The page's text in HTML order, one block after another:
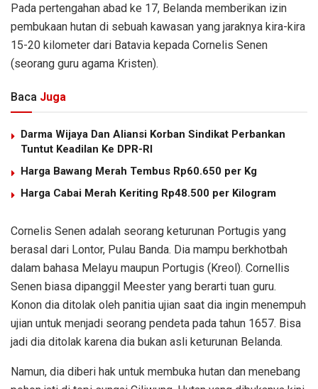
Pada pertengahan abad ke 17, Belanda memberikan izin
pembukaan hutan di sebuah kawasan yang jaraknya kira-kira
15-20 kilometer dari Batavia kepada Cornelis Senen
(seorang guru agama Kristen).
Baca Juga
Darma Wijaya Dan Aliansi Korban Sindikat Perbankan
Tuntut Keadilan Ke DPR-RI
Harga Bawang Merah Tembus Rp60.650 per Kg
Harga Cabai Merah Keriting Rp48.500 per Kilogram
Cornelis Senen adalah seorang keturunan Portugis yang
berasal dari Lontor, Pulau Banda. Dia mampu berkhotbah
dalam bahasa Melayu maupun Portugis (Kreol). Cornellis
Senen biasa dipanggil Meester yang berarti tuan guru.
Konon dia ditolak oleh panitia ujian saat dia ingin menempuh
ujian untuk menjadi seorang pendeta pada tahun 1657. Bisa
jadi dia ditolak karena dia bukan asli keturunan Belanda.
Namun, dia diberi hak untuk membuka hutan dan menebang